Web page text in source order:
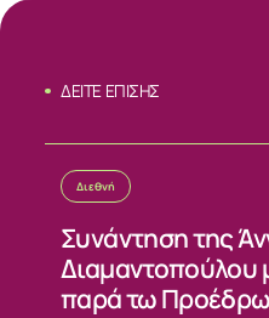
ΣΧΕΤΙΚΑ
ΝΕΑ
ΔΕΙΤΕ ΕΠΙΣΗΣ
Διεθνή
Συνάντηση της
Διαμαντοπούλου
παρά τω Προέδρω